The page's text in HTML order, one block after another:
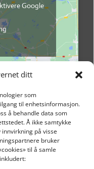
ditt
som
til enhetsinformasjon.
å behandle data som
Å ikke samtykke
på visse
bruker
til å samle
Google